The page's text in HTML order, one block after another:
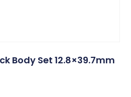
Body Set 12.8×39.7mm